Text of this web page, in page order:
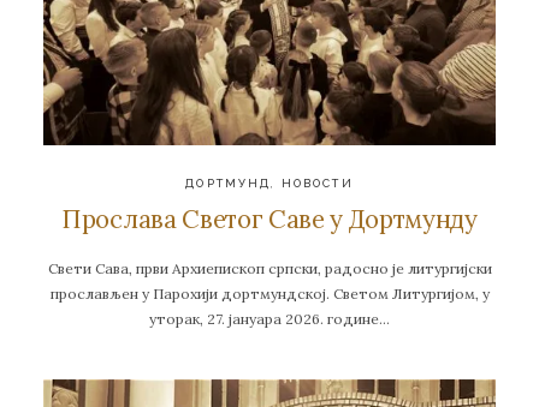
ДОРТМУНД НОВОСТИ
Прослава Светог Саве у Дортмунду
Свети Сава, први Архиепископ српски, радосно је литургијски
прослављен у Парохији дортмундској. Светом Литургијом, у
уторак, 27. јануара 2026. године…